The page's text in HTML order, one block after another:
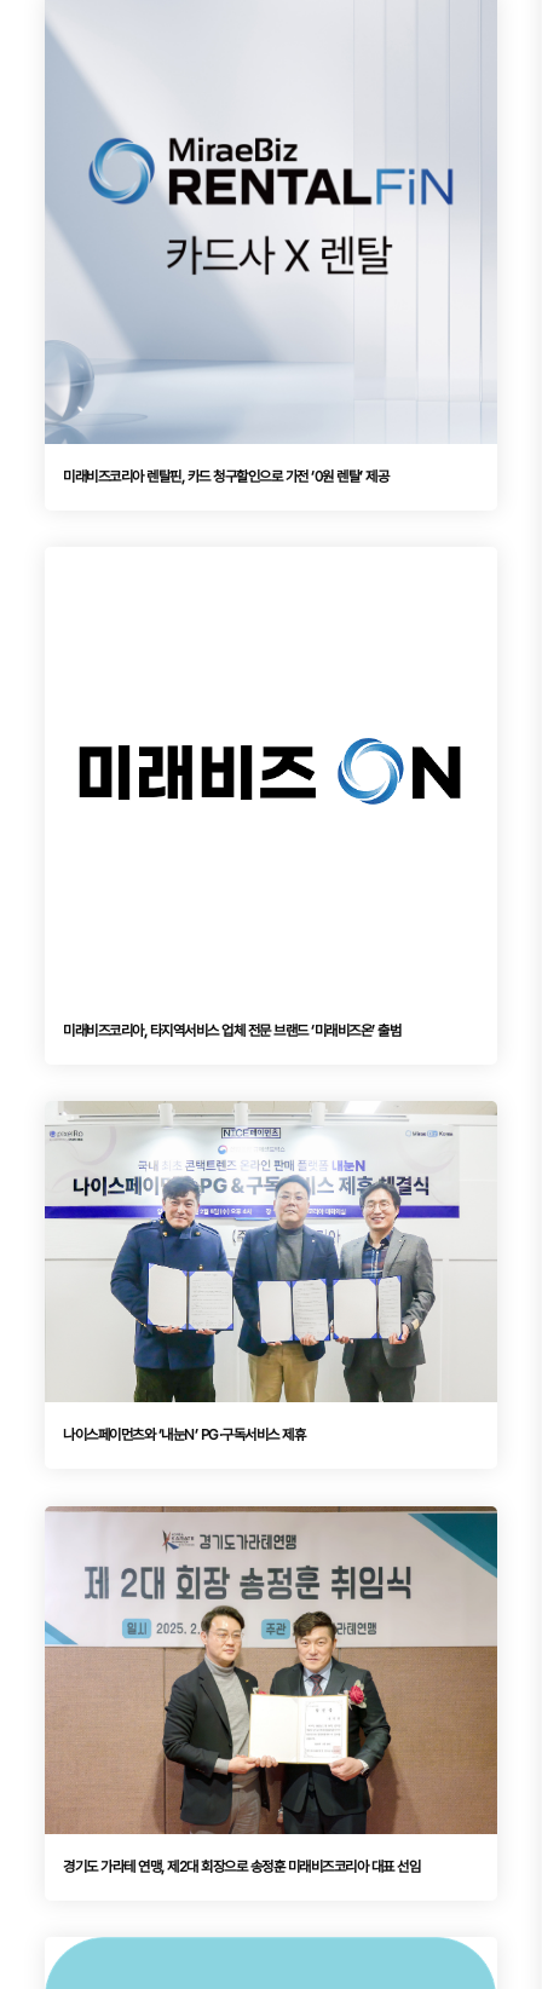
미래비즈코리아 렌탈핀, 카드 청구할인으로 가전 ‘0원 렌탈’ 제공
미래비즈코리아, 타지역서비스 업체 전문 브랜드 ‘미래비즈온’ 출범
나이스페이먼츠와 ‘내눈N’ PG·구독서비스 제휴
경기도 가라테 연맹, 제2대 회장으로 송정훈 미래비즈코리아 대표 선임